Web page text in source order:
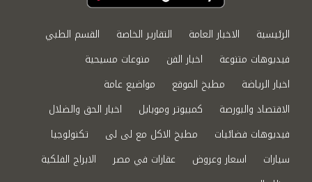
الرئيسية الاخبار العامة التقارير الخاصة
القسم الطبي
فيديوهات متنوعة
اخبار الفن
منوعات مسيحية
اخبار الرياضة
مطبخ الموقع
مواضيع عامة
الاقتصاد والبورصة
كمبيوتر وموبايل
اخبار الحق والضلال
فيديوهات فضائيات
مطبخ الاكل مع لى لى
تكنولوجيا
سيارات
اسعار وعروض عقارات في مصر
الابراج الفلكية